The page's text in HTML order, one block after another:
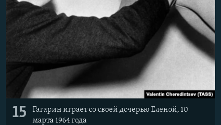
15
Гагарин играет со своей дочерью Еленой, 10
марта 1964 года